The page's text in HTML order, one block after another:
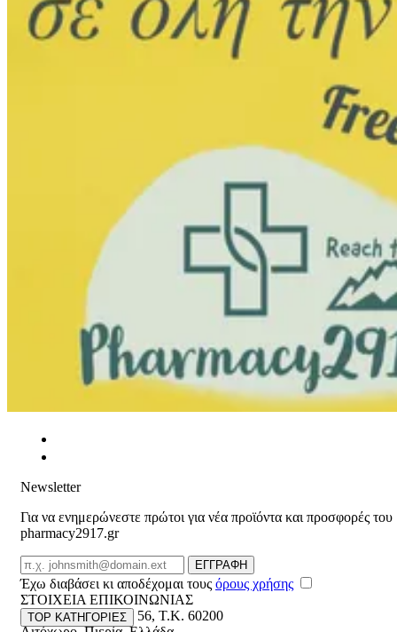
Newsletter
Για να ενημερώνεστε πρώτοι για νέα προϊόντα και προσφορές του
pharmacy2917.gr
Email
ΕΓΓΡΑΦΗ
Έχω διαβάσει κι αποδέχομαι τους όρους χρήσης
ΣΤΟΙΧΕΙΑ ΕΠΙΚΟΙΝΩΝΙΑΣ
Βασ. Κωνσταντίνου 56, T.K. 60200
TOP ΚΑΤΗΓΟΡΙΕΣ